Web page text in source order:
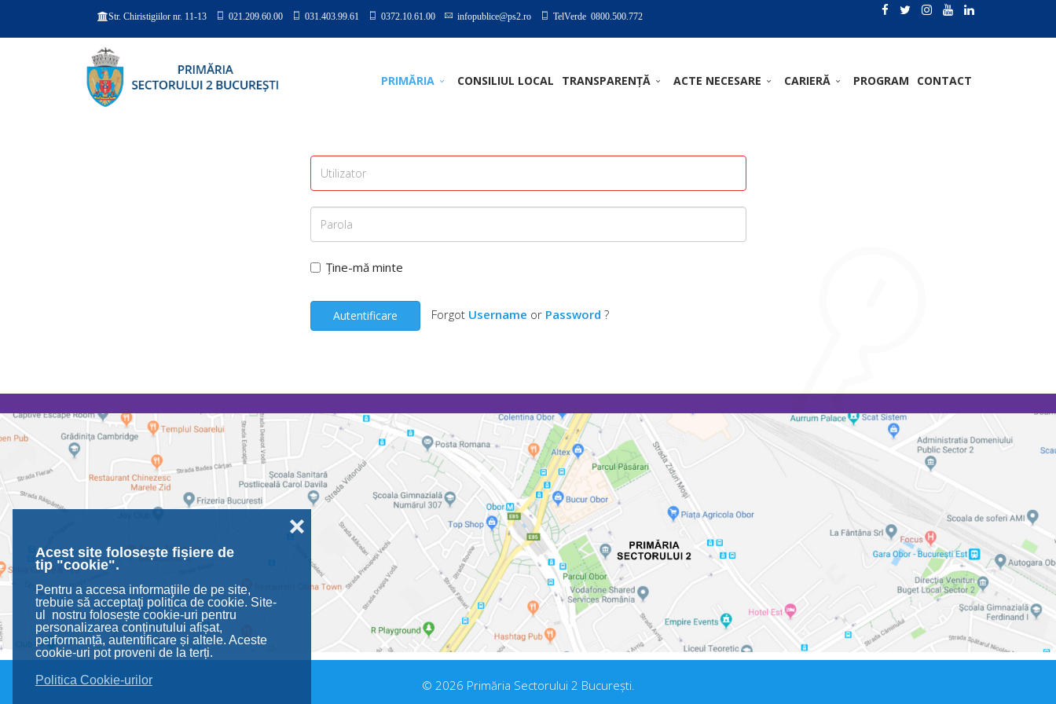
Acest site folosește fișiere de
tip "cookie".
Pentru a accesa informaţiile de pe site,
trebuie să acceptaţi politica de cookie. Site-
ul nostru folosește cookie-uri pentru
personalizarea conținutului afișat,
performanță, autentificare și altele. Aceste
cookie-uri pot proveni de la terți.
Politica Cookie-urilor
❌
Str. Chiristigiilor nr. 11-13 021.209.60.00 031.403.99.61 0372.10.61.00 infopublice@ps2.ro TelVerde 0800.500.772
PRIMĂRIA CONSILIUL LOCAL TRANSPARENȚĂ ACTE NECESARE CARIERĂ PROGRAM CONTACT
Ține-mă minte
Autentificare Forgot Username or Password ?
© 2026 Primăria Sectorului 2 București.